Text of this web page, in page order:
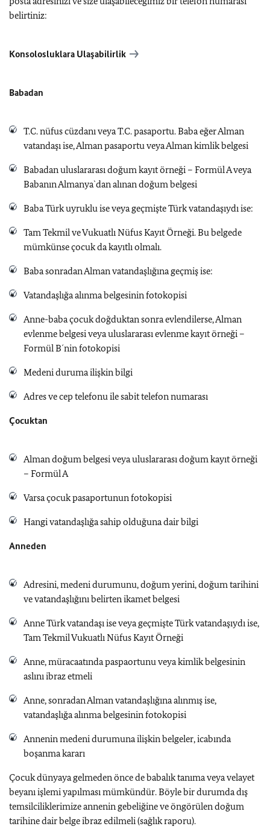
belirtiniz:
Konsolosluklara Ulaşabilirlik
Babadan
T.C. nüfus cüzdanı veya T.C. pasaportu. Baba eğer Alman
vatandaşı ise, Alman pasaportu veya Alman kimlik belgesi
Babadan uluslararası doğum kayıt örneği – Formül A veya
Babanın Almanya`dan alınan doğum belgesi
Baba Türk uyruklu ise veya geçmişte Türk vatandaşıydı ise:
Tam Tekmil ve Vukuatlı Nüfus Kayıt Örneği. Bu belgede
mümkünse çocuk da kayıtlı olmalı.
Baba sonradan Alman vatandaşlığına geçmiş ise:
Vatandaşlığa alınma belgesinin fotokopisi
Anne-baba çocuk doğduktan sonra evlendilerse, Alman
evlenme belgesi veya uluslararası evlenme kayıt örneği –
Formül B´nin fotokopisi
Medeni duruma ilişkin bilgi
Adres ve cep telefonu ile sabit telefon numarası
Çocuktan
Alman doğum belgesi veya uluslararası doğum kayıt örneği
– Formül A
Varsa çocuk pasaportunun fotokopisi
Hangi vatandaşlığa sahip olduğuna dair bilgi
Anneden
Adresini, medeni durumunu, doğum yerini, doğum tarihini
ve vatandaşlığını belirten ikamet belgesi
Anne Türk vatandaşı ise veya geçmişte Türk vatandaşıydı ise,
Tam Tekmil Vukuatlı Nüfus Kayıt Örneği
Anne, müracaatında paspaortunu veya kimlik belgesinin
aslını ibraz etmeli
Anne, sonradan Alman vatandaşlığına alınmış ise,
vatandaşlığa alınma belgesinin fotokopisi
Annenin medeni durumuna ilişkin belgeler, icabında
boşanma kararı
Çocuk dünyaya gelmeden önce de babalık tanıma veya velayet
beyanı işlemi yapılması mümkündür. Böyle bir durumda dış
temsilciliklerimize annenin gebeliğine ve öngörülen doğum
tarihine dair belge ibraz edilmeli (sağlık raporu).